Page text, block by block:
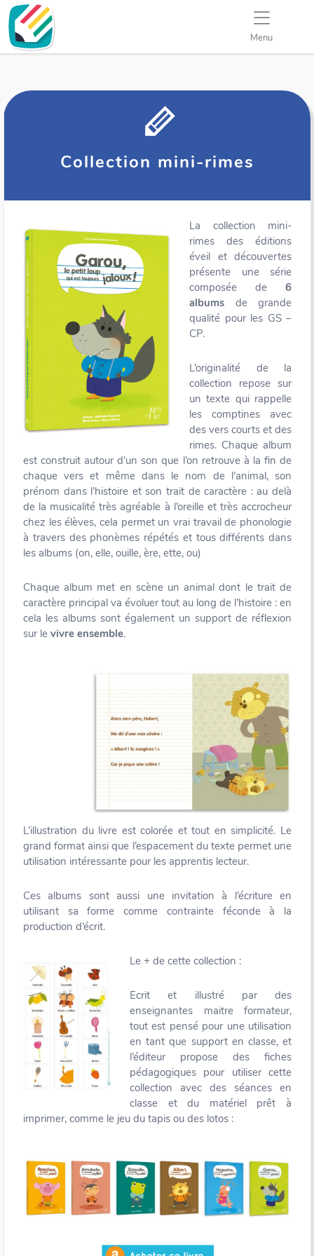
Menu
Collection mini-rimes
La collection mini-
rimes des éditions
éveil et découvertes
présente une série
composée de 6
albums de grande
qualité pour les GS –
CP.
L’originalité de la
collection repose sur
un texte qui rappelle
les comptines avec
des vers courts et des
rimes. Chaque album
est construit autour d’un son que l’on retrouve à la fin de
chaque vers et même dans le nom de l’animal, son
prénom dans l’histoire et son trait de caractère : au delà
de la musicalité très agréable à l’oreille et très accrocheur
chez les élèves, cela permet un vrai travail de phonologie
à travers des phonèmes répétés et tous différents dans
les albums (on, elle, ouille, ère, ette, ou)
Chaque album met en scène un animal dont le trait de
caractère principal va évoluer tout au long de l’histoire : en
cela les albums sont également un support de réflexion
sur le vivre ensemble.
L’illustration du livre est colorée et tout en simplicité. Le
grand format ainsi que l’espacement du texte permet une
utilisation intéressante pour les apprentis lecteur.
Ces albums sont aussi une invitation à l’écriture en
utilisant sa forme comme contrainte féconde à la
production d’écrit.
Le + de cette collection :
Ecrit et illustré par des
enseignantes maitre formateur,
tout est pensé pour une utilisation
en tant que support en classe, et
l’éditeur propose des fiches
pédagogiques pour utiliser cette
collection avec des séances en
classe et du matériel prêt à
imprimer, comme le jeu du tapis ou des lotos :